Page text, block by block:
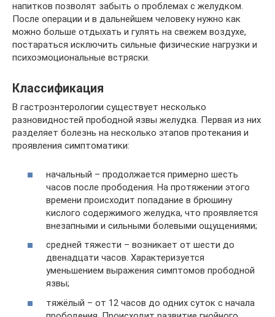
напитков позволят забыть о проблемах с желудком.
После операции и в дальнейшем человеку нужно как
можно больше отдыхать и гулять на свежем воздухе,
постараться исключить сильные физические нагрузки и
психоэмоциональные встряски.
Классификация
В гастроэнтерологии существует несколько
разновидностей прободной язвы желудка. Первая из них
разделяет болезнь на несколько этапов протекания и
проявления симптоматики:
начальный – продолжается примерно шесть
часов после прободения. На протяжении этого
времени происходит попадание в брюшину
кислого содержимого желудка, что проявляется
внезапными и сильными болевыми ощущениями;
средней тяжести – возникает от шести до
двенадцати часов. Характеризуется
уменьшением выражения симптомов прободной
язвы;
тяжёлый – от 12 часов до одних суток с начала